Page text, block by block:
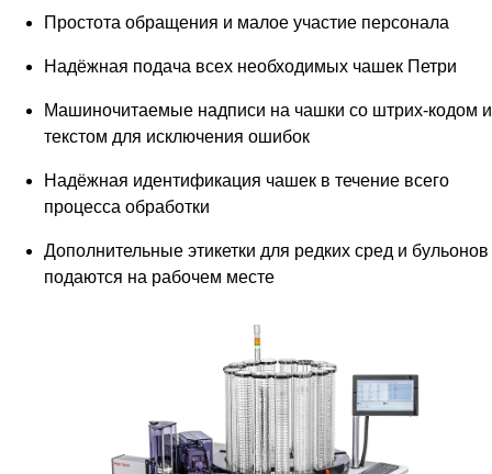
Простота обращения и малое участие персонала
Надёжная подача всех необходимых чашек Петри
Машиночитаемые надписи на чашки со штрих-кодом и
текстом для исключения ошибок
Надёжная идентификация чашек в течение всего
процесса обработки
Дополнительные этикетки для редких сред и бульонов
подаются на рабочем месте